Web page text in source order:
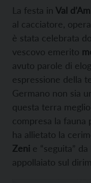
La festa in Val
al cacciatore,
è stata celebrata
vescovo emerito
avuto parole di
espressione della
Germano non sia
questa terra
compresa la fauna
ha allietato la
Zeni e “seguita”
appollaiato sul